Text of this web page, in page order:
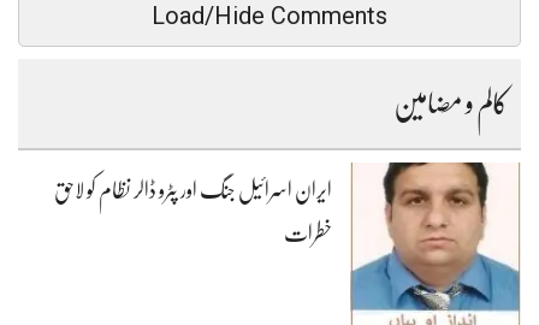
Load/Hide Comments
کالم و مضامین
ایران اسرائیل جنگ اور پٹرو ڈالر نظام کو لاحق
خطرات